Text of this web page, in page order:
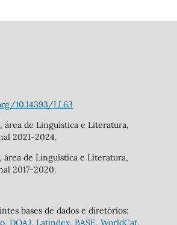
10.14393/LL63
, área de Linguística e Literatura,
2021-2024.
área de Linguística e Literatura,
2017-2020.
bases de dados e diretórios:
, DOAJ, Latindex, BASE, WorldCat,